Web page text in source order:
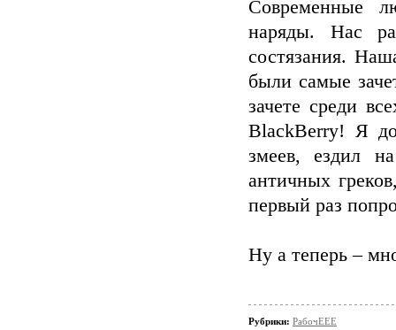
Современные
наряды. Нас
состязания.
были самые
зачете среди
BlackBerry! Я
змеев, ездил
античных
первый раз
Ну а теперь –
Рубрики: РабочЕЕЕ